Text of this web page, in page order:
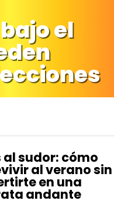
el
al sudor: cómo
al verano sin
en una
andante